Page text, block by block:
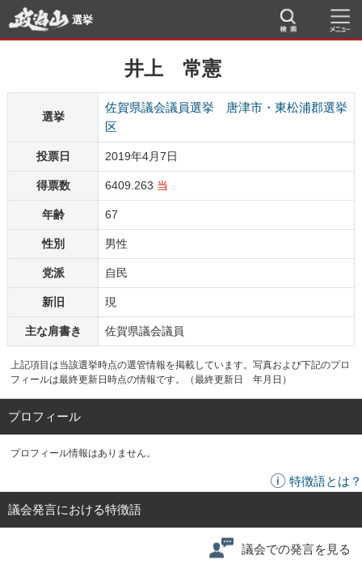
選挙
井上 常憲
選挙
佐賀県議会議員選挙 唐津市・東松浦郡選挙
区
投票日 2019年4月7日
得票数 6409.263 当
年齢 67
性別 男性
党派 自民
新旧 現
主な肩書き 佐賀県議会議員
上記項目は当該選挙時点の選管情報を掲載しています。写真および下記のプロ
フィールは最終更新日時点の情報です。（最終更新日 年月日）
プロフィール
プロフィール情報はありません。
特徴語とは？
議会発言における特徴語
議会での発言を見る